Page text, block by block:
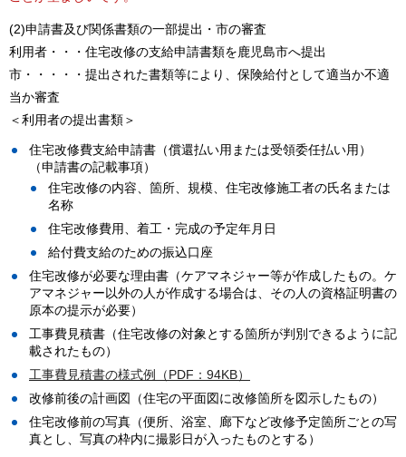
(2)申請書及び関係書類の一部提出・市の審査
利用者・・・住宅改修の支給申請書類を鹿児島市へ提出
市・・・・・提出された書類等により、保険給付として適当か不適
当か審査
＜利用者の提出書類＞
住宅改修費支給申請書（償還払い用または受領委任払い用）
（申請書の記載事項）
住宅改修の内容、箇所、規模、住宅改修施工者の氏名または
名称
住宅改修費用、着工・完成の予定年月日
給付費支給のための振込口座
住宅改修が必要な理由書（ケアマネジャー等が作成したもの。ケ
アマネジャー以外の人が作成する場合は、その人の資格証明書の
原本の提示が必要）
工事費見積書（住宅改修の対象とする箇所が判別できるように記
載されたもの）
工事費見積書の様式例（PDF：94KB）
改修前後の計画図（住宅の平面図に改修箇所を図示したもの）
住宅改修前の写真（便所、浴室、廊下など改修予定箇所ごとの写
真とし、写真の枠内に撮影日が入ったものとする）